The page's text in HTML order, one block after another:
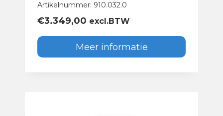
Artikelnummer: 910.032.0
€3.349,00 excl.BTW
Meer informatie